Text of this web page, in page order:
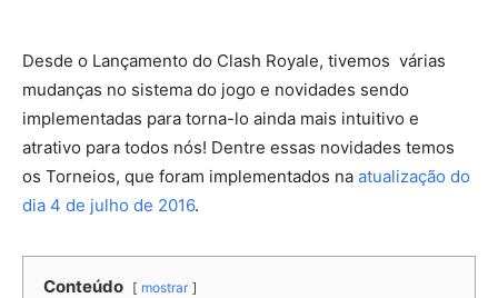
Desde o Lançamento do Clash Royale, tivemos várias
mudanças no sistema do jogo e novidades sendo
implementadas para torna-lo ainda mais intuitivo e
atrativo para todos nós! Dentre essas novidades temos
os Torneios, que foram implementados na atualização do
dia 4 de julho de 2016.
Conteúdo mostrar